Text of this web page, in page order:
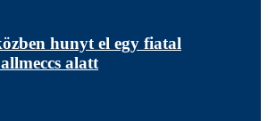
hunyt el egy fiatal
alatt